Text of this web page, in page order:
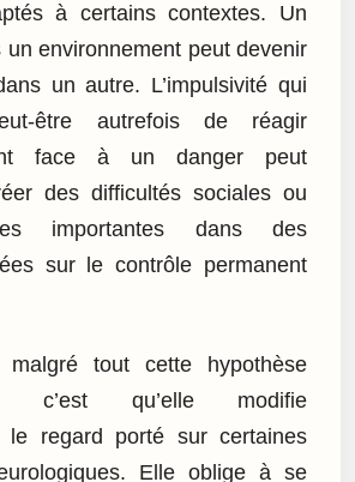
à certains contextes. Un
un environnement peut devenir
un autre. L’impulsivité qui
être autrefois de réagir
face à un danger peut
des difficultés sociales ou
importantes dans des
sur le contrôle permanent
tout cette hypothèse
c’est qu’elle modifie
le regard porté sur certaines
Elle oblige à se